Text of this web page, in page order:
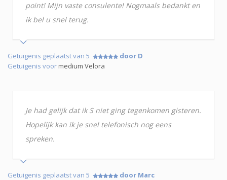
point! Mijn vaste consulente! Nogmaals bedankt en
ik bel u snel terug.
Getuigenis geplaatst van 5
door D
Getuigenis voormedium Velora
Je had gelijk dat ik S niet ging tegenkomen gisteren.
Hopelijk kan ik je snel telefonisch nog eens
spreken.
Getuigenis geplaatst van 5
door Marc